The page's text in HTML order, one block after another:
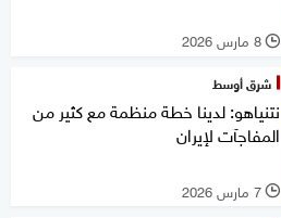
l 8 مارس 2026
شرق أوسط
نتنياهو: لدينا خطة منظمة مع كثير من
المفاجآت لإيران
l 7 مارس 2026